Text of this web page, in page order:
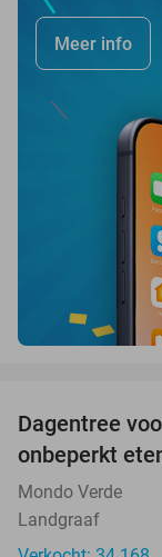
Meer info
Dagentree
onbeperkt
Mondo Verde
Landgraaf